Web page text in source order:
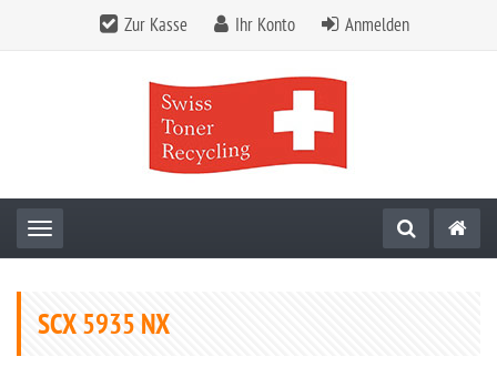
Zur Kasse Ihr Konto Anmelden
Toggle navigation
SCX 5935 NX